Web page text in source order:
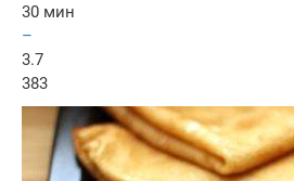
30 мин
–
3.7
383